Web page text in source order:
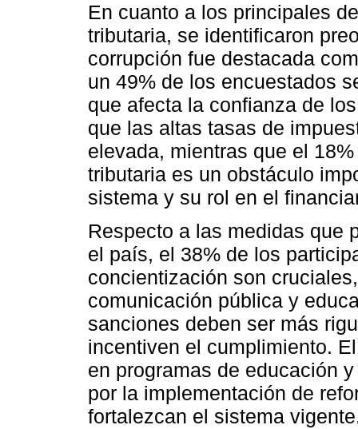
En cuanto a los principales
tributaria, se identificaron
corrupción fue destacada
un 49% de los encuestados
que afecta la confianza de
que las altas tasas de
elevada, mientras que el
tributaria es un obstáculo
sistema y su rol en el
Respecto a las medidas que
el país, el 38% de los
concientización son
comunicación pública y
sanciones deben ser más
incentiven el cumplimiento.
en programas de educación
por la implementación de
fortalezcan el sistema